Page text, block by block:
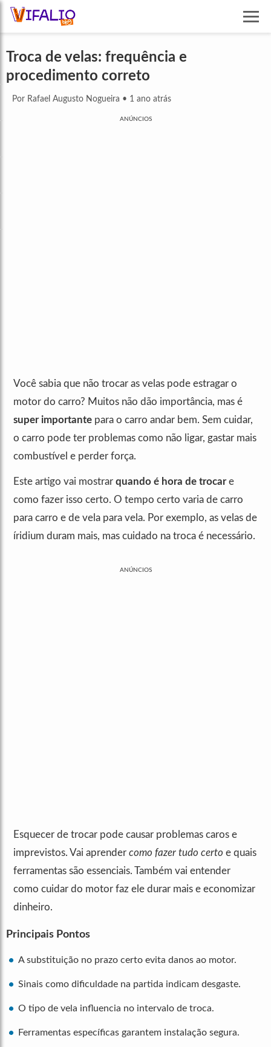
Troca de velas: frequência e
procedimento correto
Por Rafael Augusto Nogueira • 1 ano atrás
ANÚNCIOS
Você sabia que não trocar as velas pode estragar o
motor do carro? Muitos não dão importância, mas é
super importante para o carro andar bem. Sem cuidar,
o carro pode ter problemas como não ligar, gastar mais
combustível e perder força.
Este artigo vai mostrar quando é hora de trocare
como fazer isso certo. O tempo certo varia de carro
para carro e de vela para vela. Por exemplo, as velas de
íridium duram mais, mas cuidado na troca é necessário.
ANÚNCIOS
Esquecer de trocar pode causar problemas caros e
imprevistos. Vai aprender como fazer tudo certo e quais
ferramentas são essenciais. Também vai entender
como cuidar do motor faz ele durar mais e economizar
dinheiro.
Principais Pontos
A substituição no prazo certo evita danos ao motor.
Sinais como dificuldade na partida indicam desgaste.
O tipo de vela influencia no intervalo de troca.
Ferramentas específicas garantem instalação segura.